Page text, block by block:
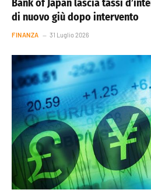
Bank of Japan lascia tassi
di nuovo giù dopo intervento
FINANZA 31 Luglio 2026